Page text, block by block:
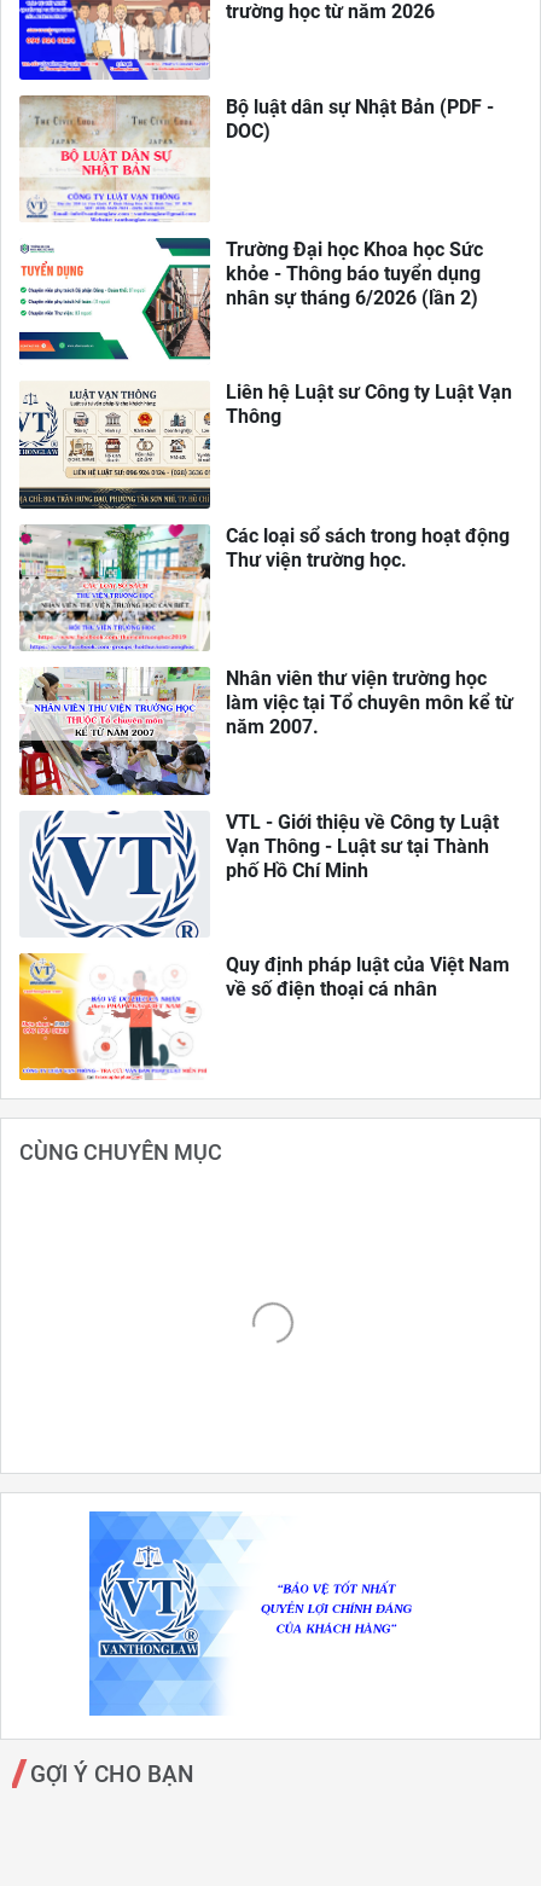
trường học từ năm 2026
Bộ luật dân sự Nhật Bản (PDF -
DOC)
Trường Đại học Khoa học Sức
khỏe - Thông báo tuyển dụng
nhân sự tháng 6/2026 (lần 2)
Liên hệ Luật sư Công ty Luật Vạn
Thông
Các loại sổ sách trong hoạt động
Thư viện trường học.
Nhân viên thư viện trường học
làm việc tại Tổ chuyên môn kể từ
năm 2007.
VTL - Giới thiệu về Công ty Luật
Vạn Thông - Luật sư tại Thành
phố Hồ Chí Minh
Quy định pháp luật của Việt Nam
về số điện thoại cá nhân
CÙNG CHUYÊN MỤC
GỢI Ý CHO BẠN